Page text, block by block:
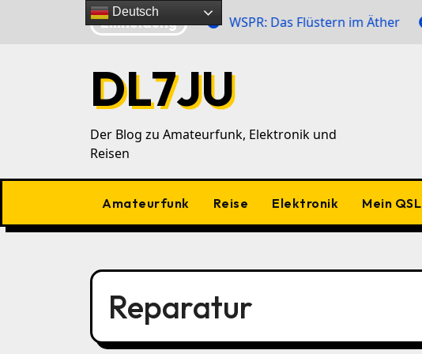
Eilmeldung
im 40‑m‑Band WSPR: Das Flüstern im Äther
DL7JU
Der Blog zu Amateurfunk, Elektronik und
Reisen
Amateurfunk Reise Elektronik Mein
Reparatur
Deutsch